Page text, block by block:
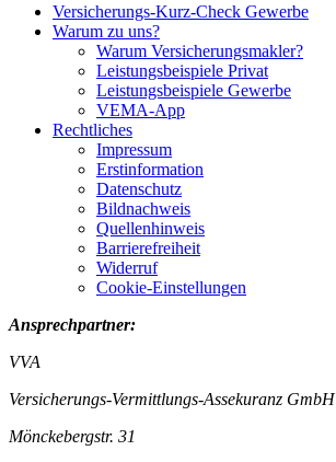
Versicherungs-Kurz-Check Gewerbe
Warum zu uns?
Warum Versicherungsmakler?
Leistungsbeispiele Privat
Leistungsbeispiele Gewerbe
VEMA-App
Rechtliches
Impressum
Erstinformation
Datenschutz
Bildnachweis
Quellenhinweis
Barrierefreiheit
Widerruf
Cookie-Einstellungen
Ansprechpartner:
VVA
Versicherungs-Vermittlungs-Assekuranz GmbH
Mönckebergstr. 31